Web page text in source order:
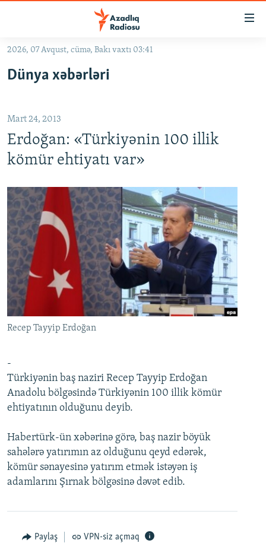
Əsas
qayıt
qayıt
Axtarışa
keç
#İZAHLA
FƏRQƏ BAX
ARAŞDIRMA
MULTIMEDIA
VIDEO
FOTOQALEREYA
İNFOQRAFIKA
KARIKATURA
RADIO ARXIV
OXU ZALI
AZƏRBAYCAN ƏDƏBIYYATI KITABXANASI
İSLAM VƏ DEMOKRATIYA
HAQQIMIZDA
MISSIYAMIZ
PEŞƏ ETIKASI VƏ JURNALISTIKA STANDARTLARIMIZ
XƏBƏR BÜLLETENLƏRIMIZ
BIZI IZLƏ
2026, 07 Avqust, cümə, Bakı vaxtı 03:41
Dünya xəbərləri
Mart 24, 2013
Erdoğan: «Türkiyənin 100 illik
kömür ehtiyatı var»
Recep Tayyip Erdoğan
-
Türkiyənin baş naziri Recep Tayyip Erdoğan
Anadolu bölgəsində Türkiyənin 100 illik kömür
ehtiyatının olduğunu deyib.
Habertürk-ün xəbərinə görə, baş nazir böyük
sahələrə yatırımın az olduğunu qeyd edərək,
kömür sənayesinə yatırım etmək istəyən iş
adamlarını Şırnak bölgəsinə dəvət edib.
Paylaş VPN-siz açmaq